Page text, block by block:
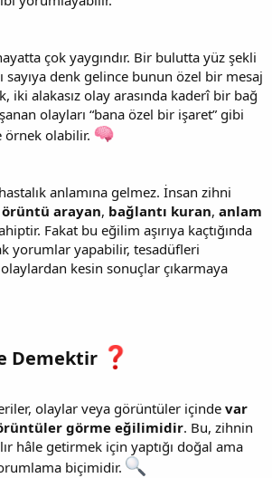
çok yaygındır. Bir bulutta yüz şekli
sayıya denk gelince bunun özel bir mesaj
iki alakasız olay arasında kaderî bir bağ
olayları “bana özel bir işaret” gibi
örnek olabilir.
anlamına gelmez. İnsan zihni
örüntü arayan, bağlantı kuran, anlam
Fakat bu eğilim aşırıya kaçtığında
yorumlar yapabilir, tesadüfleri
kesin sonuçlar çıkarmaya
Demektir
olaylar veya görüntüler içinde var
görme eğilimidir. Bu, zihnin
hâle getirmek için yaptığı doğal ama
biçimidir.